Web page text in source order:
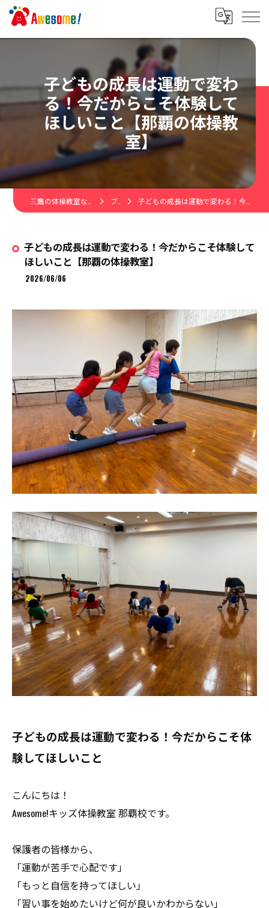
子どもの成長は運動で変わ
る！今だからこそ体験して
ほしいこと【那覇の体操教
室】
ブログ 子どもの成長は運動で変わる！今だからこそ体験してほしいこと【那覇の体操教室】
子どもの成長は運動で変わる！今だからこそ体験して
ほしいこと【那覇の体操教室】
2026/06/06
子どもの成長は運動で変わる！今だからこそ体
験してほしいこと
こんにちは！
Awesome!キッズ体操教室 那覇校です。
保護者の皆様から、
「運動が苦手で心配です」
「もっと自信を持ってほしい」
「習い事を始めたいけど何が良いかわからない」